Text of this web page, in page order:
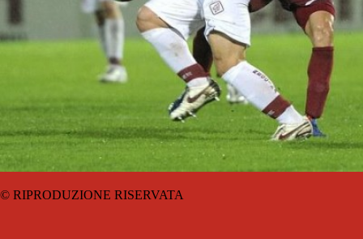
© RIPRODUZIONE RISERVATA